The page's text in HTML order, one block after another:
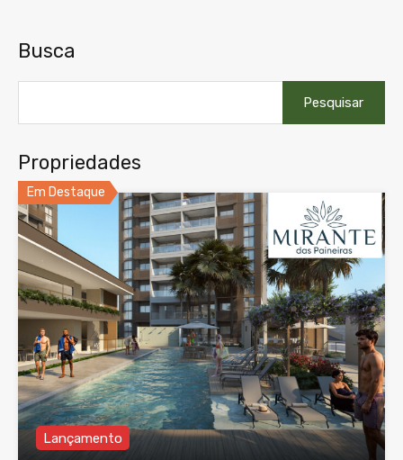
Busca
por:
Propriedades
Em Destaque
Lançamento